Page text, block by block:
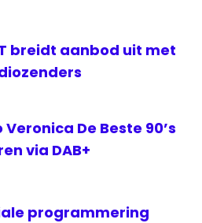
breidt aanbod uit met
Veronica De Beste 90’s
via DAB+
programmering